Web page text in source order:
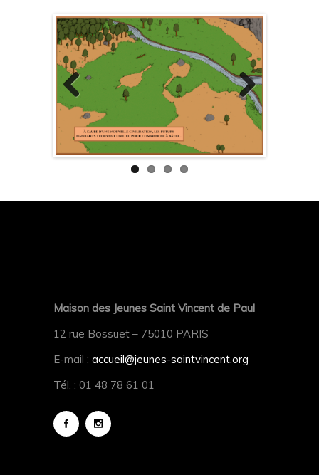
Previous Next
Maison des Jeunes Saint Vincent de Paul
12 rue Bossuet – 75010 PARIS
E-mail : accueil@jeunes-saintvincent.org
Tél. : 01 48 78 61 01